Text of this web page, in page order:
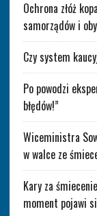
Ochrona złóż
samorządów i
Czy system
Po powodzi
błędów!”
Wiceministra
w walce ze
Kary za
moment pojawi